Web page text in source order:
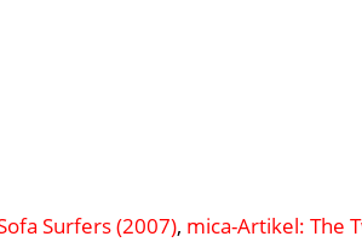
Surfers (2007), mica-Artikel: The